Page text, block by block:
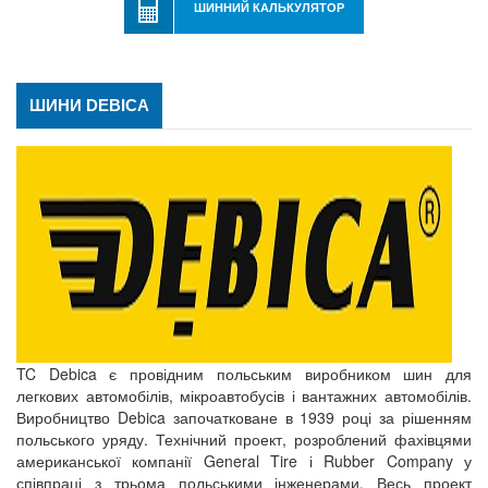
ШИННИЙ КАЛЬКУЛЯТОР
ШИНИ DEBICA
TC Debica є провідним польським виробником шин для
легкових автомобілів, мікроавтобусів і вантажних автомобілів.
Виробництво Debica започатковане в 1939 році за рішенням
польського уряду. Технічний проект, розроблений фахівцями
американської компанії General Tire і Rubber Company у
співпраці з трьома польськими інженерами. Весь проект